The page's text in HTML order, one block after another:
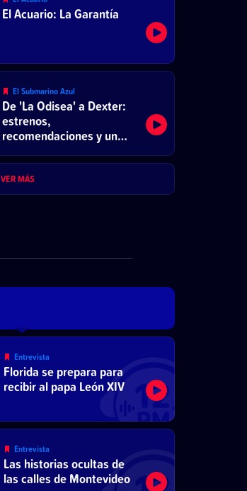
El Acuario: La Garantía
El Submarino Azul
De 'La Odisea' a Dexter:
estrenos,
recomendaciones y un
VER MÁS
Entrevista
Florida se prepara para
recibir al papa León XIV
Entrevista
Las historias ocultas de
las calles de Montevideo